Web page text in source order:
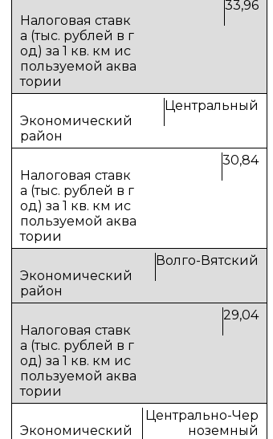
33,96
Центральный
30,84
Волго-Вятский
29,04
Центрально-Чер
ноземный